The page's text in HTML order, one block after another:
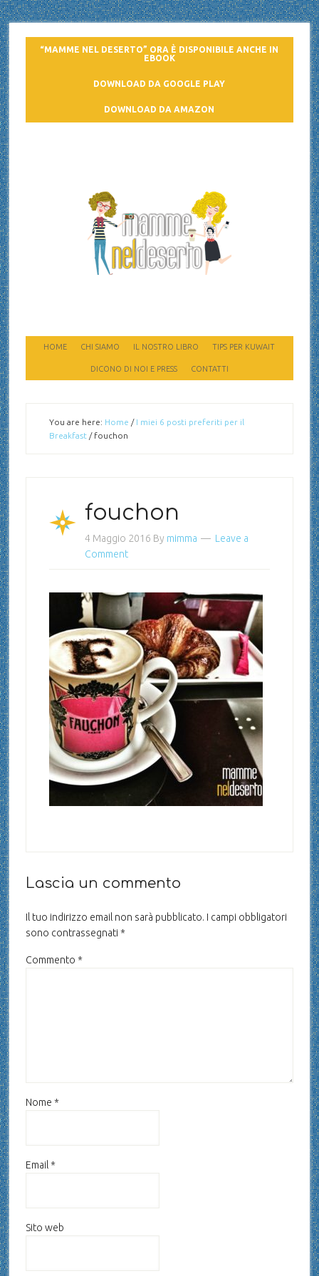
“MAMME NEL DESERTO” ORA È DISPONIBILE ANCHE IN
EBOOK
DOWNLOAD DA GOOGLE PLAY
DOWNLOAD DA AMAZON
HOME CHI SIAMO IL NOSTRO LIBRO TIPS PER KUWAIT
DICONO DI NOI E PRESS CONTATTI
You are here: Home / I miei 6 posti preferiti per il
Breakfast /fouchon
fouchon
4 Maggio 2016 By mimma
Leave a
Comment
Lascia un commento
Il tuo indirizzo email non sarà pubblicato. I campi obbligatori
sono contrassegnati *
Commento *
Nome *
Email *
Sito web